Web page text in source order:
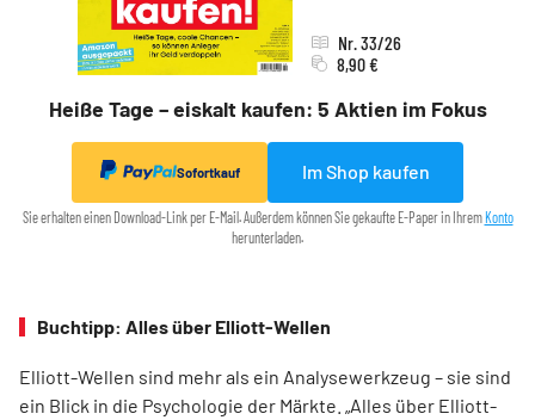
Heiße Tage – eiskalt kaufen: 5 Aktien im Fokus
Nr. 33/26
8,90 €
Sofortkauf Im Shop kaufen
Sie erhalten einen Download-Link per E-Mail. Außerdem können Sie gekaufte E-Paper in IhremKonto
herunterladen.
Buchtipp: Alles über Elliott-Wellen
Elliott-Wellen sind mehr als ein Analysewerkzeug – sie sind
ein Blick in die Psychologie der Märkte. „Alles über Elliott-